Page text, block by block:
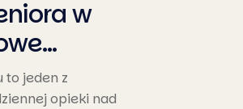
w
to jeden z
opieki nad